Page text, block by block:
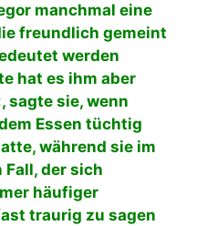
manchmal eine
freundlich gemeint
werden
hat es ihm aber
sagte sie, wenn
Essen tüchtig
während sie im
der sich
häufiger
traurig zu sagen